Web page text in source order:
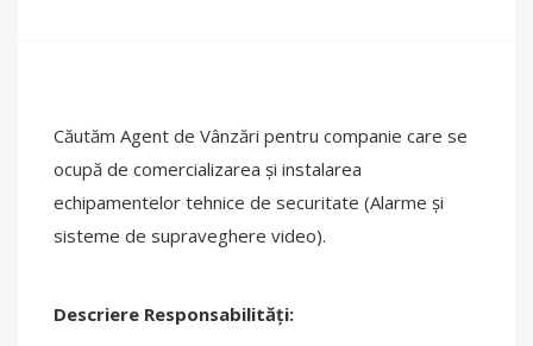
Căutăm Agent de Vânzări pentru companie care se
ocupă de comercializarea și instalarea
echipamentelor tehnice de securitate (Alarme și
sisteme de supraveghere video).
Descriere Responsabilități: